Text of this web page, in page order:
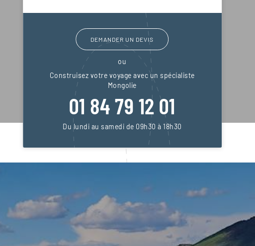
DEMANDER UN DEVIS
ou
Construisez votre voyage avec un spécialiste
Mongolie
01 84 79 12 01
Du lundi au samedi de 09h30 à 18h30